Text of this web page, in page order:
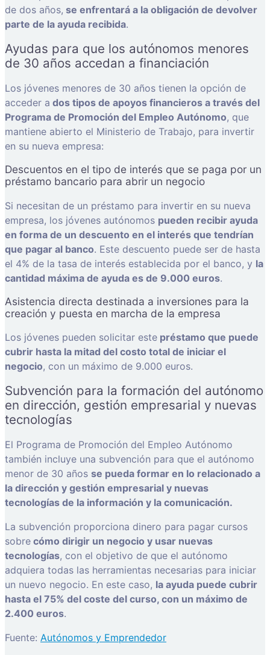
de dos años, se enfrentará a la obligación de devolver
parte de la ayuda recibida.
Ayudas para que los autónomos menores
de 30 años accedan a financiación
Los jóvenes menores de 30 años tienen la opción de
acceder a dos tipos de apoyos financieros a través del
Programa de Promoción del Empleo Autónomo, que
mantiene abierto el Ministerio de Trabajo, para invertir
en su nueva empresa:
Descuentos en el tipo de interés que se paga por un
préstamo bancario para abrir un negocio
Si necesitan de un préstamo para invertir en su nueva
empresa, los jóvenes autónomos pueden recibir ayuda
en forma de un descuento en el interés que tendrían
que pagar al banco. Este descuento puede ser de hasta
el 4% de la tasa de interés establecida por el banco, y la
cantidad máxima de ayuda es de 9.000 euros.
Asistencia directa destinada a inversiones para la
creación y puesta en marcha de la empresa
Los jóvenes pueden solicitar este préstamo que puede
cubrir hasta la mitad del costo total de iniciar el
negocio, con un máximo de 9.000 euros.
Subvención para la formación del autónomo
en dirección, gestión empresarial y nuevas
tecnologías
El Programa de Promoción del Empleo Autónomo
también incluye una subvención para que el autónomo
menor de 30 años se pueda formar en lo relacionado a
la dirección y gestión empresarial y nuevas
tecnologías de la información y la comunicación.
La subvención proporciona dinero para pagar cursos
sobre cómo dirigir un negocio y usar nuevas
tecnologías, con el objetivo de que el autónomo
adquiera todas las herramientas necesarias para iniciar
un nuevo negocio. En este caso, la ayuda puede cubrir
hasta el 75% del coste del curso, con un máximo de
2.400 euros.
Fuente: Autónomos y Emprendedor